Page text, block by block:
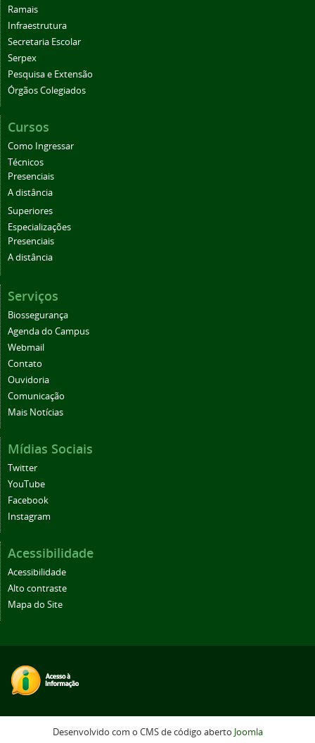
Ramais
Infraestrutura
Secretaria Escolar
Serpex
Pesquisa e Extensão
Órgãos Colegiados
Cursos
Como Ingressar
Técnicos
Presenciais
A distância
Superiores
Especializações
Presenciais
A distância
Serviços
Biossegurança
Agenda do Campus
Webmail
Contato
Ouvidoria
Comunicação
Mais Notícias
Mídias Sociais
Twitter
YouTube
Facebook
Instagram
Acessibilidade
Acessibilidade
Alto contraste
Mapa do Site
Desenvolvido com o CMS de código aberto Joomla